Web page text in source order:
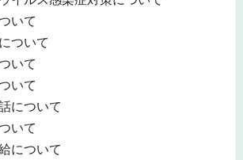
いて
ついて
いて
いて
について
いて
について